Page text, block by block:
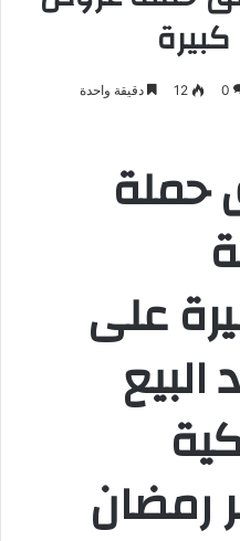
0
12 دقيقة واحدة
حملة
على
رمضان